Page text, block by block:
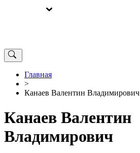
Главная
>
Канаев Валентин Владимирович
Канаев Валентин
Владимирович